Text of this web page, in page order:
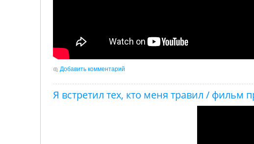
Добавить комментарий
Я встретил тех, кто меня травил / фильм